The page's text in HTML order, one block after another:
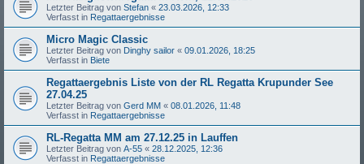
Letzter Beitrag von Stefan « 23.03.2026, 12:33
Verfasst in Regattaergebnisse
Micro Magic Classic
Letzter Beitrag von Dinghy sailor « 09.01.2026, 18:25
Verfasst in Biete
Regattaergebnis Liste von der RL Regatta Krupunder See
27.04.25
Letzter Beitrag von Gerd MM « 08.01.2026, 11:48
Verfasst in Regattaergebnisse
RL-Regatta MM am 27.12.25 in Lauffen
Letzter Beitrag von A-55 « 28.12.2025, 12:36
Verfasst in Regattaergebnisse